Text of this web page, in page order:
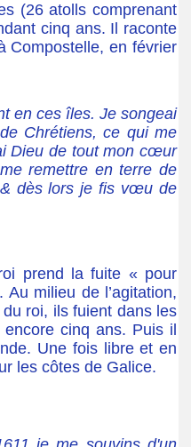
(26 atolls comprenant
cinq ans. Il raconte
Compostelle, en février
en ces îles. Je songeai
Chrétiens, ce qui me
Dieu de tout mon cœur
remettre en terre de
& dès lors je fis vœu de
prend la fuite « pour
milieu de l’agitation,
roi, ils fuient dans les
cinq ans. Puis il
Une fois libre et en
les côtes de Galice.